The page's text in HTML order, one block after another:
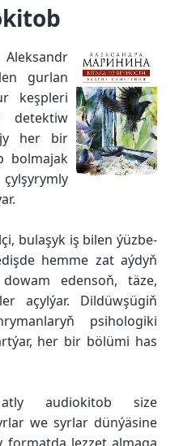
gurlan
keşpleri
detektiw
her bir
bolmajak
bulaşyk iş bilen ýüzbe-
hemme zat aýdyň
edensoň, täze,
açylýar. Dildüwşügiň
psihologiki
her bir bölümi has
audiokitob size
we syrlar dünýäsine